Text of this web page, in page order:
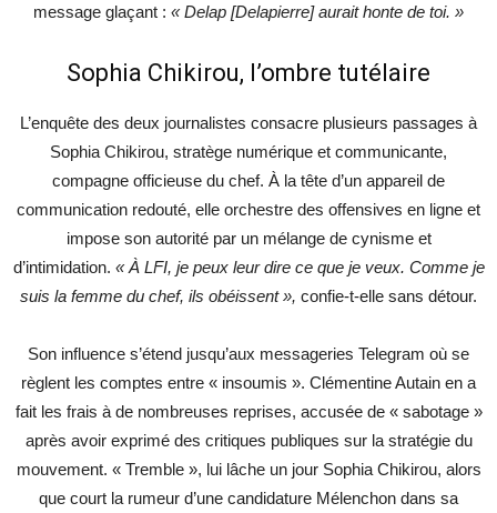
message glaçant : « Delap [Delapierre] aurait honte de toi. »
Sophia Chikirou, l’ombre tutélaire
L’enquête des deux journalistes consacre plusieurs passages à
Sophia Chikirou, stratège numérique et communicante,
compagne officieuse du chef. À la tête d’un appareil de
communication redouté, elle orchestre des offensives en ligne et
impose son autorité par un mélange de cynisme et
d’intimidation. « À LFI, je peux leur dire ce que je veux. Comme je
suis la femme du chef, ils obéissent », confie-t-elle sans détour.
Son influence s’étend jusqu’aux messageries Telegram où se
règlent les comptes entre « insoumis ». Clémentine Autain en a
fait les frais à de nombreuses reprises, accusée de « sabotage »
après avoir exprimé des critiques publiques sur la stratégie du
mouvement. « Tremble », lui lâche un jour Sophia Chikirou, alors
que court la rumeur d’une candidature Mélenchon dans sa